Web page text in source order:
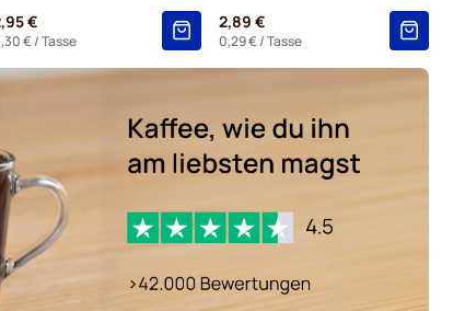
€
€/ Tasse
2,89 €
0,29 €/ Tasse